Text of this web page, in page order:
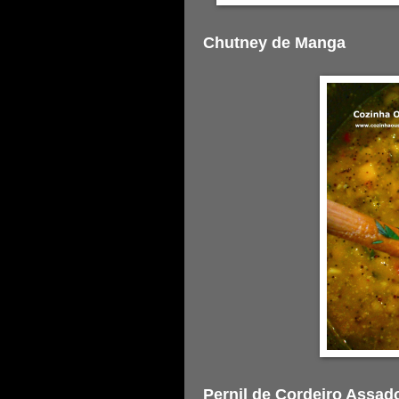
Chutney de Manga
Pernil de Cordeiro